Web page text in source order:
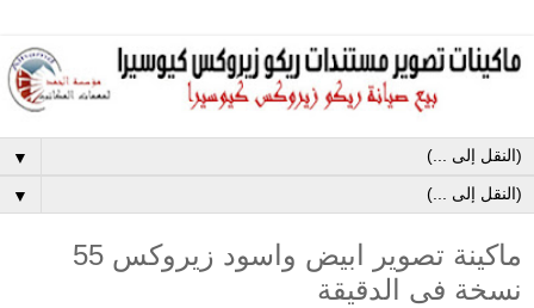
▼
▼
ماكينة تصوير ابيض واسود زيروكس 55
نسخة فى الدقيقة